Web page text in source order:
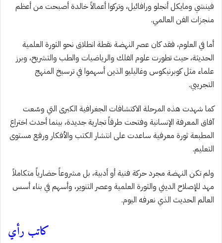
فينشي ومايكل أنجلو ورافائيل، وتركوا أعمالاً خالدة أصبحت من أعظم
منجزات الفن العالمي.
أما في العلوم، فقد كان عصر النهضة نقطة انطلاق نحو الثورة العلمية
الحديثة، حيث تطورت علوم الفلك والرياضيات والطب والتشريح، وبرز
علماء مثل كوبرنيكوس وغاليليو الذين أسهموا في ترسيخ المنهج
التجريبي.
كما شهدت هذه المرحلة الاكتشافات الجغرافية الكبرى التي وسّعت
آفاق المعرفة الإنسانية وفتحت طرقاً تجارية جديدة، بينما أحدث اختراع
المطبعة ثورة معرفية ساعدت على انتشار الكتب والأفكار ورفع مستوى
التعليم.
ولم تكن النهضة مجرد حركة فنية أو أدبية، بل مشروعاً حضارياً متكاملاً
مهد للإصلاح الديني والثورة العلمية وعصر التنوير، وأسهم في بناء أسس
العالم الحديث الذي نعرفه اليوم.
كاتب رأي